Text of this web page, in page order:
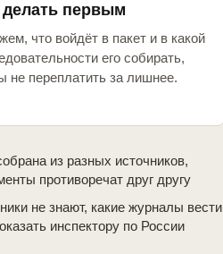
делать первым
что войдёт в пакет и в какой
его собирать,
не переплатить за лишнее.
из разных источников,
противоречат друг другу
не знают, какие журналы вести
инспектору по России